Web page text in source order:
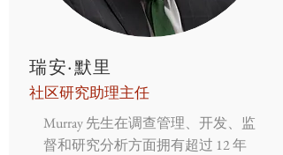
瑞安·默里
社区研究助理主任
Murray 先生在调查管理、开发、监
督和研究分析方面拥有超过 12 年